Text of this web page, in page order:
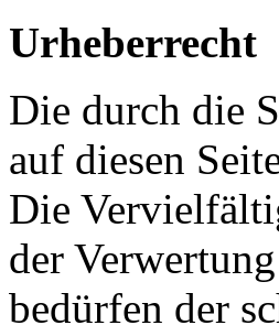
Urheberrecht
Die durch die
auf diesen
Die
der
bedürfen der